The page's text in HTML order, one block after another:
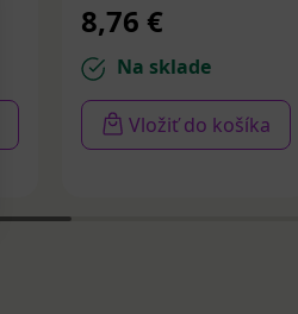
8,76 €
Na sklade
Vložiť do košíka